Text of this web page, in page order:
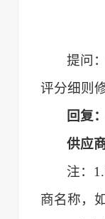
提问
评分细则
回复
供应
注：
商名称，